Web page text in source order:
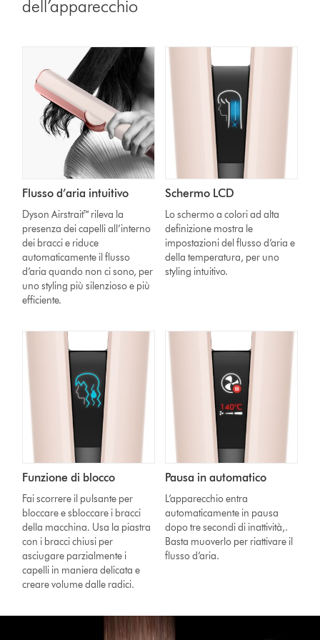
dell’apparecchio
Flusso d’aria intuitivo
Dyson Airstrait™ rileva la
presenza dei capelli all’interno
dei bracci e riduce
automaticamente il flusso
d’aria quando non ci sono, per
uno styling più silenzioso e più
efficiente.
Schermo LCD
Lo schermo a colori ad alta
definizione mostra le
impostazioni del flusso d’aria e
della temperatura, per uno
styling intuitivo.
Funzione di blocco
Fai scorrere il pulsante per
bloccare e sbloccare i bracci
della macchina. Usa la piastra
con i bracci chiusi per
asciugare parzialmente i
capelli in maniera delicata e
creare volume dalle radici.
Pausa in automatico
L’apparecchio entra
automaticamente in pausa
dopo tre secondi di inattività,.
Basta muoverlo per riattivare il
flusso d’aria.